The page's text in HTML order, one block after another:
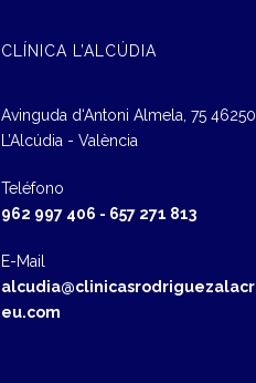
CLÍNICA L’ALCÚDIA
Avinguda d‘Antoni Almela, 75 46250
L’Alcúdia - València
Teléfono
962 997 406 - 657 271 813
E-Mail
alcudia@clinicasrodriguezalacr
eu.com